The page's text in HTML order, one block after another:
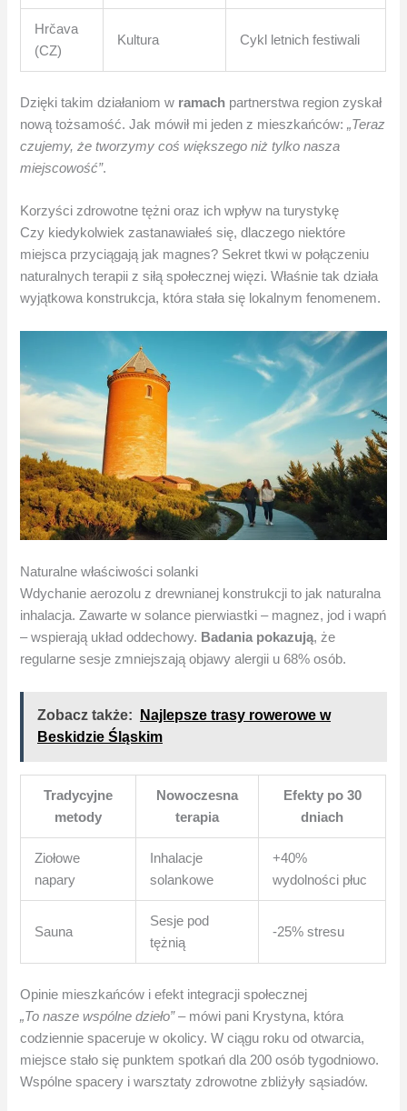
Hrčava
(CZ)
Kultura Cykl letnich festiwali
Dzięki takim działaniom w ramach partnerstwa region zyskał
nową tożsamość. Jak mówił mi jeden z mieszkańców:„Teraz
czujemy, że tworzymy coś większego niż tylko nasza
miejscowość”.
Korzyści zdrowotne tężni oraz ich wpływ na turystykę
Czy kiedykolwiek zastanawiałeś się, dlaczego niektóre
miejsca przyciągają jak magnes? Sekret tkwi w połączeniu
naturalnych terapii z siłą społecznej więzi. Właśnie tak działa
wyjątkowa konstrukcja, która stała się lokalnym fenomenem.
Naturalne właściwości solanki
Wdychanie aerozolu z drewnianej konstrukcji to jak naturalna
inhalacja. Zawarte w solance pierwiastki – magnez, jod i wapń
– wspierają układ oddechowy. Badania pokazują, że
regularne sesje zmniejszają objawy alergii u 68% osób.
Zobacz także:
Najlepsze trasy rowerowe w
Beskidzie Śląskim
Tradycyjne
metody
Nowoczesna
terapia
Efekty po 30
dniach
Ziołowe
napary
Inhalacje
solankowe
+40%
wydolności płuc
Sauna
Sesje pod
tężnią
-25% stresu
Opinie mieszkańców i efekt integracji społecznej
„To nasze wspólne dzieło”– mówi pani Krystyna, która
codziennie spaceruje w okolicy. W ciągu roku od otwarcia,
miejsce stało się punktem spotkań dla 200 osób tygodniowo.
Wspólne spacery i warsztaty zdrowotne zbliżyły sąsiadów.